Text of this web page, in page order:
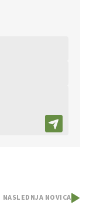
NASLEDNJA NOVICA